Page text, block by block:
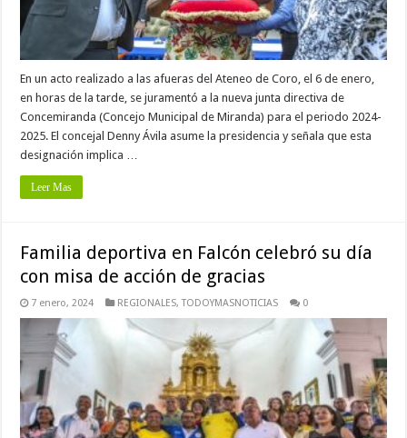
En un acto realizado a las afueras del Ateneo de Coro, el 6 de enero,
en horas de la tarde, se juramentó a la nueva junta directiva de
Concemiranda (Concejo Municipal de Miranda) para el periodo 2024-
2025. El concejal Denny Ávila asume la presidencia y señala que esta
designación implica …
Leer Mas
Familia deportiva en Falcón celebró su día
con misa de acción de gracias
7 enero, 2024 REGIONALES,TODOYMASNOTICIAS 0